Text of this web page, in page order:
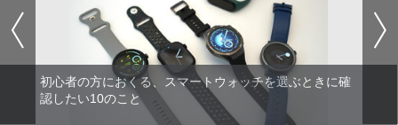
初心者の方におくる、スマートウォッチを選ぶときに確
認したい10のこと